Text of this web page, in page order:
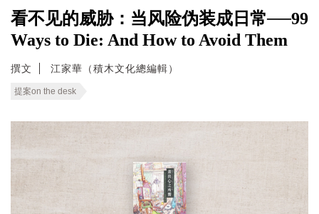
看不见的威胁：当风险伪装成日常──99
Ways to Die: And How to Avoid Them
撰文 江家華（積木文化總編輯）
提案on the desk